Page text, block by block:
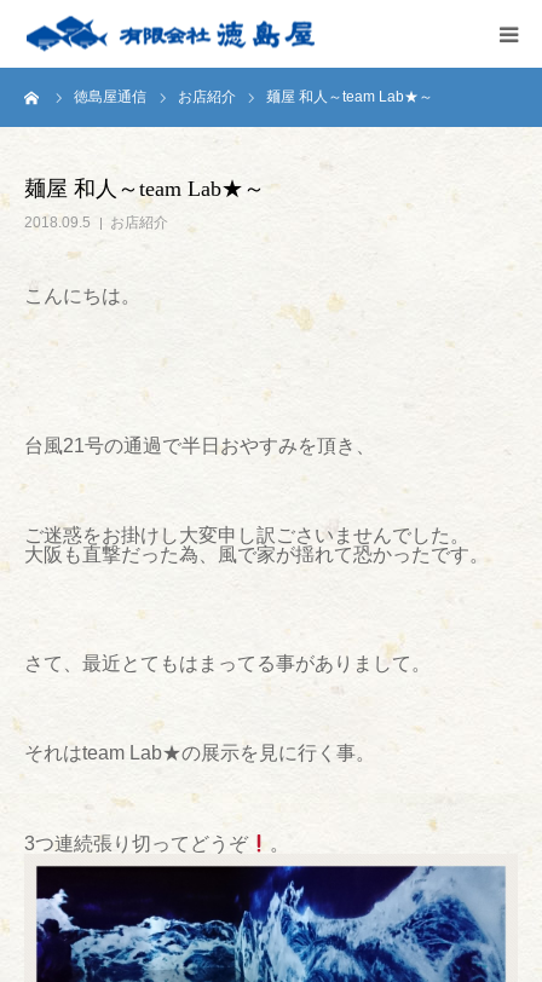
徳島屋通信 お店紹介 麺屋 和人～team Lab★～
麺屋 和人～team Lab★～
2018.09.5 お店紹介
こんにちは。
台風21号の通過で半日おやすみを頂き、
ご迷惑をお掛けし大変申し訳ごさいませんでした。
大阪も直撃だった為、風で家が揺れて恐かったです。
さて、最近とてもはまってる事がありまして。
それはteam Lab★の展示を見に行く事。
3つ連続張り切ってどうぞ 。
HOME
テストキッチン
お問い合わせ